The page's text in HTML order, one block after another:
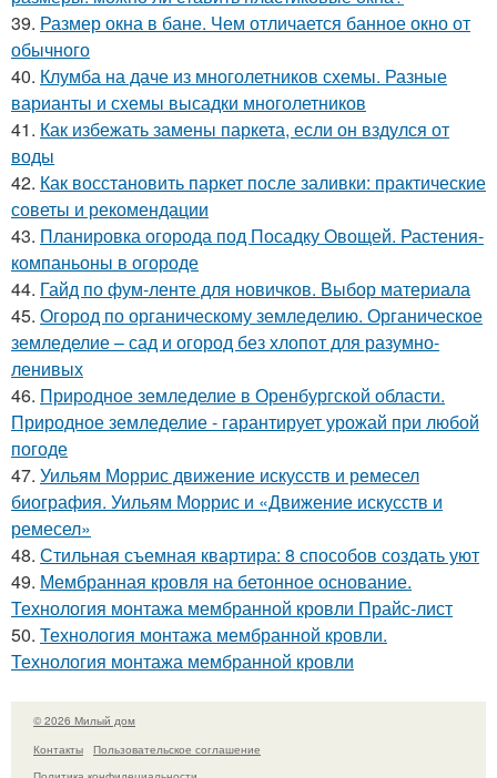
39. Размер окна в бане. Чем отличается банное окно от
обычного
40. Клумба на даче из многолетников схемы. Разные
варианты и схемы высадки многолетников
41. Как избежать замены паркета, если он вздулся от
воды
42. Как восстановить паркет после заливки: практические
советы и рекомендации
43. Планировка огорода под Посадку Овощей. Растения-
компаньоны в огороде
44. Гайд по фум-ленте для новичков. Выбор материала
45. Огород по органическому земледелию. Органическое
земледелие – сад и огород без хлопот для разумно-
ленивых
46. Природное земледелие в Оренбургской области.
Природное земледелие - гарантирует урожай при любой
погоде
47. Уильям Моррис движение искусств и ремесел
биография. Уильям Моррис и «Движение искусств и
ремесел»
48. Стильная съемная квартира: 8 способов создать уют
49. Мембранная кровля на бетонное основание.
Технология монтажа мембранной кровли Прайс-лист
50. Технология монтажа мембранной кровли.
Технология монтажа мембранной кровли
© 2026 Милый дом
Контакты
Пользовательское соглашение